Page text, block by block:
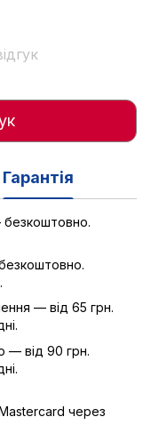
Гарантія
безкоштовно.
— від 65 грн.
від 90 грн.
через